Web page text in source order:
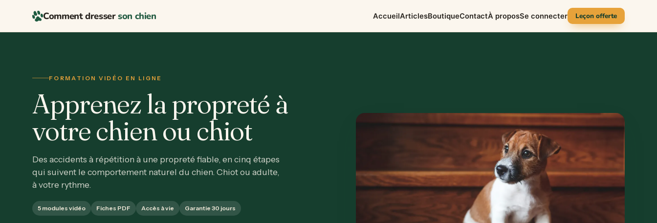
Comment dresserson chien AccueilArticlesBoutiqueContactÀ proposSe connecter Leçon offerte
FORMATION VIDÉO EN LIGNE
Apprenez la propreté à
votre chien ou chiot
Des accidents à répétition à une propreté fiable, en cinq étapes
qui suivent le comportement naturel du chien. Chiot ou adulte,
à votre rythme.
5 modules vidéo Fiches PDF Accès à vie Garantie 30 jours